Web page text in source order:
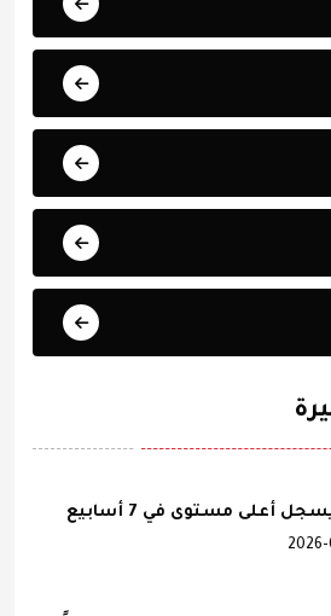
أعلى مستوى في 7 أسابيع